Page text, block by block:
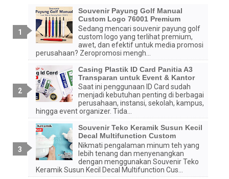
Souvenir Payung Golf Manual
Custom Logo 76001 Premium
Sedang mencari souvenir payung golf
custom logo yang terlihat premium,
awet, dan efektif untuk media promosi
perusahaan? Zeropromosi mengh...
Casing Plastik ID Card Panitia A3
Transparan untuk Event & Kantor
Saat ini penggunaan ID Card sudah
menjadi kebutuhan penting di berbagai
perusahaan, instansi, sekolah, kampus,
hingga event organizer. Tida...
Souvenir Teko Keramik Susun Kecil
Decal Multifunction Custom
Nikmati pengalaman minum teh yang
lebih tenang dan menyenangkan
dengan menggunakan Souvenir Teko
Keramik Susun Kecil Decal Multifunction Cus...